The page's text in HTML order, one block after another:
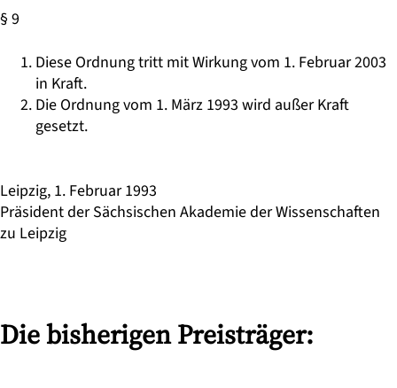
§ 9
Diese Ordnung tritt mit Wirkung vom 1. Februar 2003
in Kraft.
Die Ordnung vom 1. März 1993 wird außer Kraft
gesetzt.
Leipzig, 1. Februar 1993
Präsident der Sächsischen Akademie der Wissenschaften
zu Leipzig
Die bisherigen Preisträger: